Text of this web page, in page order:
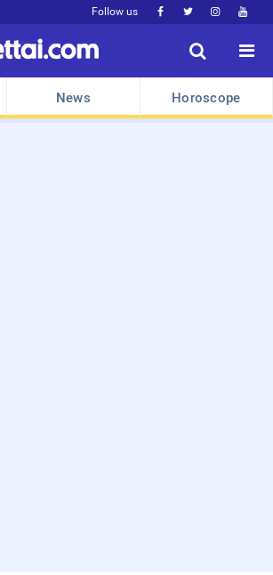
Follow us    


News Horoscope